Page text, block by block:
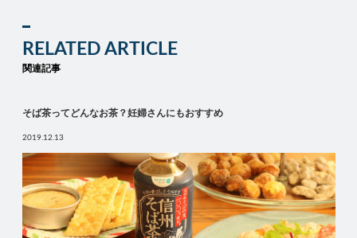
RELATED ARTICLE
関連記事
そば茶ってどんなお茶？妊婦さんにもおすすめ
2019.12.13